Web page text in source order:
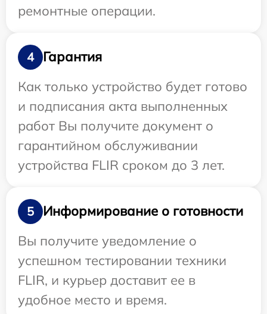
ремонтные операции.
4
Гарантия
Как только устройство будет готово
и подписания акта выполненных
работ Вы получите документ о
гарантийном обслуживании
устройства FLIR сроком до 3 лет.
5
Информирование о готовности
Вы получите уведомление о
успешном тестировании техники
FLIR, и курьер доставит ее в
удобное место и время.